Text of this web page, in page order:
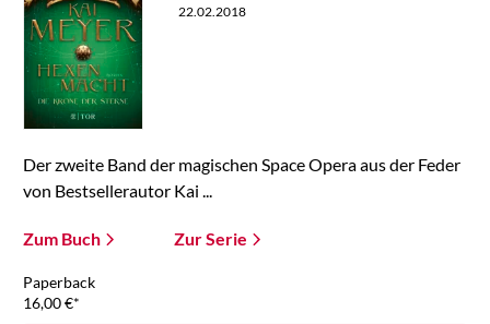
22.02.2018
Der zweite Band der magischen Space Opera aus der Feder
von Bestsellerautor Kai ...
Zum Buch Zur Serie
Paperback
16,00€*